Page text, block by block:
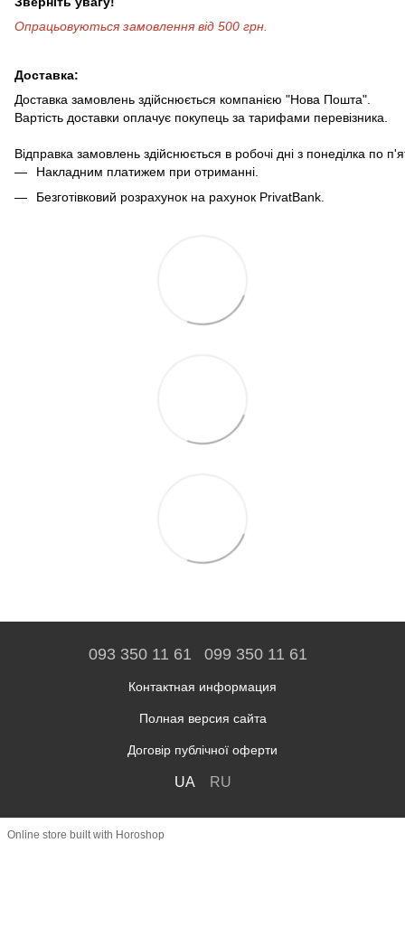
Опрацьовуються замовлення від 500 грн.
Доставка:
Доставка замовлень здійснюється компанією "Нова Пошта".
Вартість доставки оплачує покупець за тарифами перевізника.
Відправка замовлень здійснюється в робочі дні з понеділка по
Накладним платижем при отриманні.
Безготівковий розрахунок на рахунок PrivatBank.
093 350 11 61 099 350 11 61
Контактная информация
Полная версия сайта
Договір публічної оферти
UA RU
Online store built with Horoshop